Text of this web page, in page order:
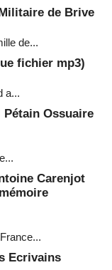
de Brive
de...
fichier mp3)
a...
Ossuaire
Carenjot
Ecrivains